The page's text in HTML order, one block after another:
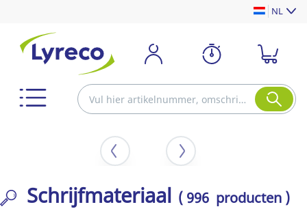
NL
Schrijfmateriaal ( 996 producten )